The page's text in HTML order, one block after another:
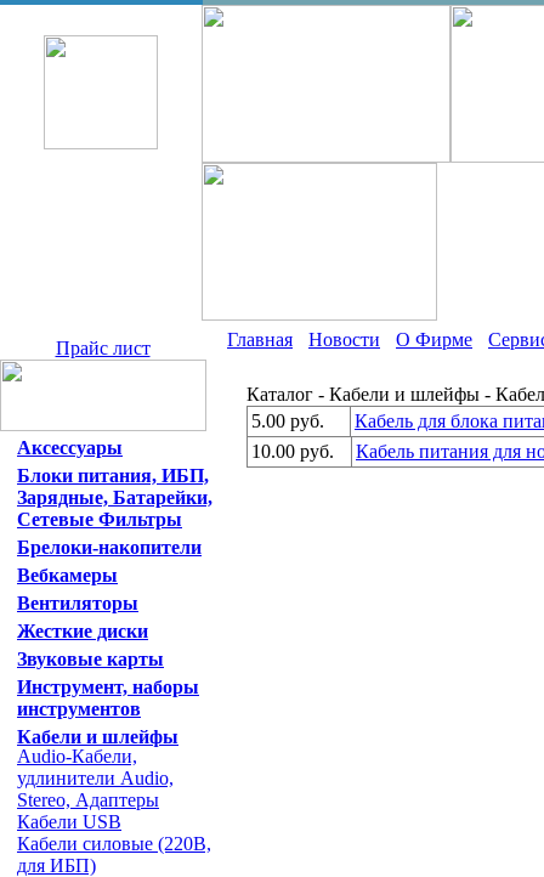
Прайс лист Главная Новости О Фирме
Аксессуары
Блоки питания, ИБП,
Зарядные, Батарейки,
Сетевые Фильтры
Брелоки-накопители
Вебкамеры
Вентиляторы
Жесткие диски
Звуковые карты
Инструмент, наборы
инструментов
Кабели и шлейфы
Audio-Кабели,
удлинители Audio,
Stereo, Адаптеры
Кабели USB
Кабели силовые (220В,
для ИБП)
Каталог - Кабели и шлейфы -
5.00 руб.
Кабель для блока
10.00 руб.
Кабель питания для